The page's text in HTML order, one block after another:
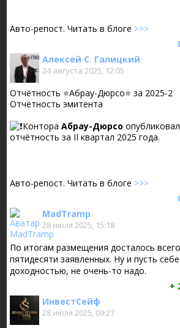
Авто-репост. Читать в блоге >>>
Алексей С. Галицкий
24 августа 2025, 12:05
Отчётность ⭐Абрау-Дюрсо⭐ за 2025-2
Отчётность эмитента
️КонтораАбрау-Дюрсо
отчётность за II квартал 2025 года.
Авто-репост. Читать в блоге >>>
MadTramp
28 июля 2025, 15:18
По итогам размещения досталось
пятидесяти заявленных. Ну и пусть
доходностью, не очень-то надо.
+
ИнвестСейф
28 июля 2025, 09:27